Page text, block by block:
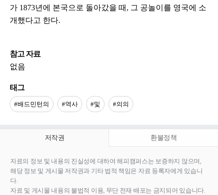
가 1873년에 본국으로 돌아갔을 때, 그 공놀이를 영국에 소
개했다고 한다.
참고 자료
없음
태그
#배드민턴의 #역사 #및 #의의
저작권 환불정책
자료의 정보 및 내용의 진실성에 대하여 해피캠퍼스는 보증하지 않으며,
해당 정보 및 게시물 저작권과 기타 법적 책임은 자료 등록자에게 있습니
다.
자료 및 게시물 내용의 불법적 이용, 무단 전재∙배포는 금지되어 있습니다.